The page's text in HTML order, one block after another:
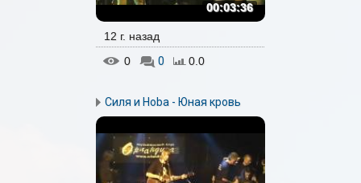
00:03:36
12 г. назад
0
0 0.0
Силя и Hoba - Юная кровь